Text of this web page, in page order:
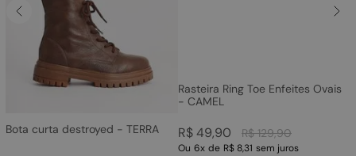
Bota curta destroyed - TERRA
Rasteira Ring Toe Enfeites Ovais
- CAMEL
R$ 129,90
R$49,90
Ou 6x de R$ 8,31 sem juros